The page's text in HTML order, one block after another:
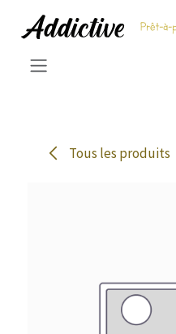
Tous les produits